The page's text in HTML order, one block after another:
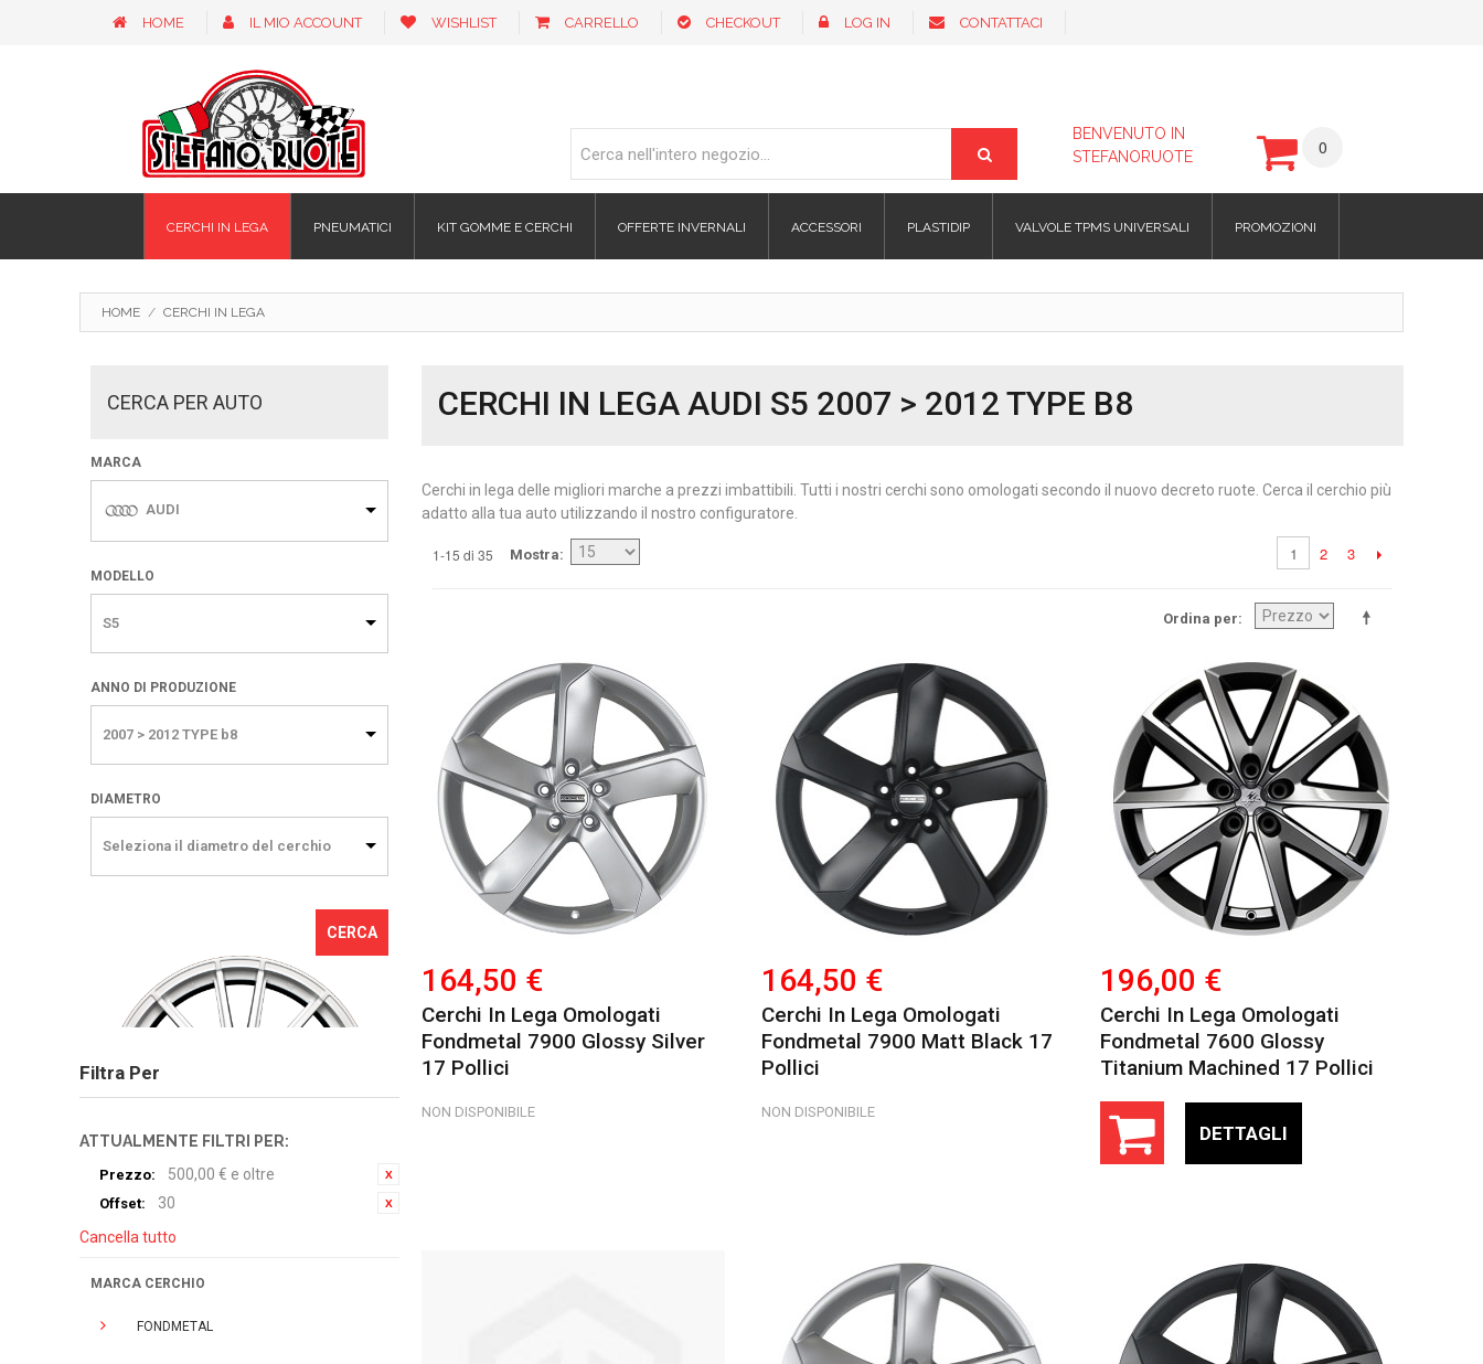
HOME IL MIO ACCOUNT WISHLIST CARRELLO CHECKOUT LOG IN CONTATTACI
BENVENUTO IN
STEFANORUOTE
0
CERCHI IN LEGA PNEUMATICI KIT GOMME E CERCHI OFFERTE INVERNALI ACCESSORI PLASTIDIP VALVOLE TPMS UNIVERSALI PROMOZIONI
HOME / CERCHI IN LEGA
CERCA PER AUTO
MARCA
AUDI
MODELLO
S5
ANNO DI PRODUZIONE
2007 > 2012 TYPE b8
DIAMETRO
Seleziona il diametro del cerchio
CERCA
Filtra Per
ATTUALMENTE FILTRI PER:
Prezzo: 500,00 € e oltre
Offset:
30
Cancella tutto
MARCA CERCHIO
FONDMETAL
CERCHI IN LEGA AUDI S5 2007 > 2012 TYPE B8
Cerchi in lega delle migliori marche a prezzi imbattibili. Tutti i nostri cerchi sono omologati secondo il nuovo decreto ruote. Cerca il cerchio più
adatto alla tua auto utilizzando il nostro configuratore.
1-15 di 35 Mostra 1 2 3
Ordina per
164,50 €
Cerchi In Lega Omologati
Fondmetal 7900 Glossy Silver
17 Pollici
NON DISPONIBILE
164,50 €
Cerchi In Lega Omologati
Fondmetal 7900 Matt Black 17
Pollici
NON DISPONIBILE
196,00 €
Cerchi In Lega Omologati
Fondmetal 7600 Glossy
Titanium Machined 17 Pollici
DETTAGLI